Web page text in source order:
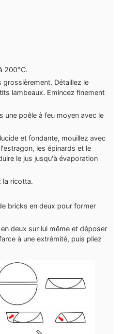
200°C.
grossièrement. Détaillez le
lambeaux. Emincez finement
une poêle à feu moyen avec le
et fondante, mouillez avec
les épinards et le
le jus jusqu'à évaporation
la ricotta.
bricks en deux pour former
deux sur lui même et déposer
à une extrémité, puis pliez